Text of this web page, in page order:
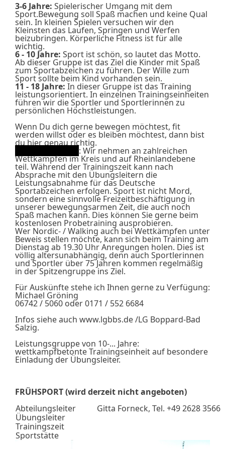
3-6 Jahre: Spielerischer Umgang mit dem
Sport.Bewegung soll Spaß machen und keine Qual
sein. In kleinen Spielen versuchen wir den
Kleinsten das Laufen, Springen und Werfen
beizubringen. Körperliche Fitness ist für alle
wichtig.
6 - 10 Jahre: Sport ist schön, so lautet das Motto.
Ab dieser Gruppe ist das Ziel die Kinder mit Spaß
zum Sportabzeichen zu führen. Der Wille zum
Sport sollte beim Kind vorhanden sein.
11 - 18 Jahre: In dieser Gruppe ist das Training
leistungsorientiert. In einzelnen Trainingseinheiten
führen wir die Sportler und Sportlerinnen zu
persönlichen Höchstleistungen.
Wenn Du dich gerne bewegen möchtest, fit
werden willst oder es bleiben möchtest, dann bist
du hier genau richtig.
: Wir nehmen an zahlreichen
Wettkämpfen im Kreis und auf Rheinlandebene
teil. Während der Trainingszeit kann nach
Absprache mit den Übungsleitern die
Leistungsabnahme für das Deutsche
Sportabzeichen erfolgen. Sport ist nicht Mord,
sondern eine sinnvolle Freizeitbeschäftigung in
unserer bewegungsarmen Zeit, die auch noch
Spaß machen kann. Dies können Sie gerne beim
kostenlosen Probetraining ausprobieren.
Wer Nordic- / Walking auch bei Wettkämpfen unter
Beweis stellen möchte, kann sich beim Training am
Dienstag ab 19.30 Uhr Anregungen holen. Dies ist
völlig altersunabhängig, denn auch Sportlerinnen
und Sportler über 75 Jahren kommen regelmäßig
in der Spitzengruppe ins Ziel.
Für Auskünfte stehe ich Ihnen gerne zu Verfügung:
Michael Gröning
06742 / 5060 oder 0171 / 552 6684
Infos siehe auch www.lgbbs.de /LG Boppard-Bad
Salzig.
Leistungsgruppe von 10-... Jahre:
wettkampfbetonte Trainingseinheit auf besondere
Einladung der Übungsleiter.
FRÜHSPORT (wird derzeit nicht angeboten)
Abteilungsleiter
Gitta Forneck, Tel. +49 2628 3566
Übungsleiter
Trainingszeit
Sportstätte